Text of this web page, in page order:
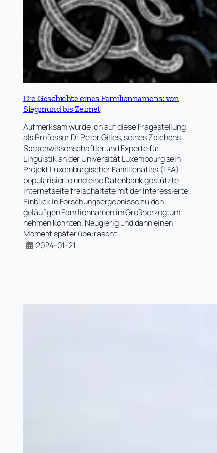
Die Geschichte eines Familiennamens: von
Siegmund bis Zeimet
Aufmerksam wurde ich auf diese Fragestellung
als Professor Dr Peter Gilles, seines Zeichens
Sprachwissenschaftler und Experte für
Linguistik an der Universität Luxembourg sein
Projekt Luxemburgischer Familienatlas (LFA)
popularisierte und eine Datenbank gestützte
Internetseite freischaltete mit der Interessierte
Einblick in Forschungsergebnisse zu den
geläufigen Familiennamen im Großherzogtum
nehmen konnten. Neugierig und dann einen
Moment später überrascht…
2024-01-21